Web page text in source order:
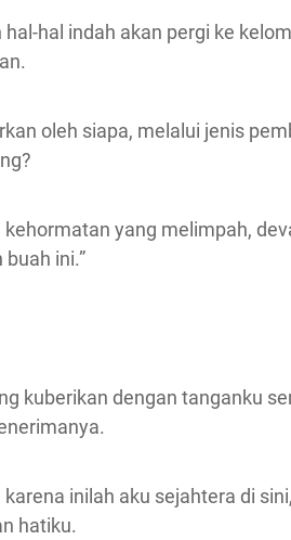
hal indah akan pergi ke
oleh siapa, melalui jenis
yang melimpah,
ini.”
kuberikan dengan tanganku
inilah aku sejahtera di
hatiku.